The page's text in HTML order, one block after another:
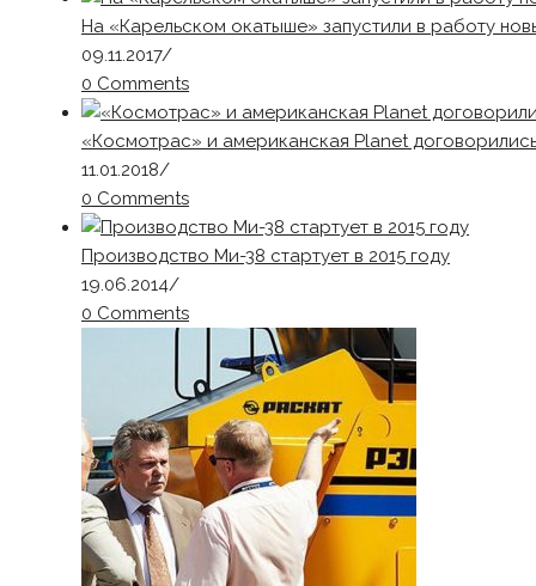
На «Карельском окатыше» запустили в работу
09.11.2017/
0 Comments
«Космотрас» и американская Planet
11.01.2018/
0 Comments
Производство Ми-38 стартует в 2015 году
19.06.2014/
0 Comments